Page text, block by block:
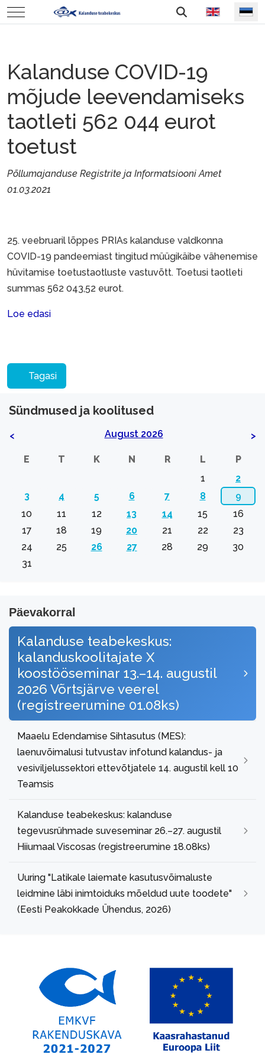
Mobile Menu Toggle Vali keel
Kalanduse COVID-19
mõjude leevendamiseks
taotleti 562 044 eurot
toetust
Põllumajanduse Registrite ja Informatsiooni Amet
01.03.2021
25. veebruaril lõppes PRIAs kalanduse valdkonna
COVID-19 pandeemiast tingitud müügikäibe vähenemise
hüvitamise toetustaotluste vastuvõtt. Toetusi taotleti
summas 562 043,52 eurot.
Loe edasi
Tagasi
Sündmused ja koolitused
< August 2026 >
E T K N R L
P
1
2
3
4 5 6 7 8
9
10
11 12 13 14 15
16
17
18 19 20 21 22
23
24
25 26 27 28 29
30
31
Päevakorral
Kalanduse teabekeskus:
kalanduskoolitajate X
koostööseminar 13.–14. augustil
2026 Võrtsjärve veerel
(registreerumine 01.08ks)
Maaelu Edendamise Sihtasutus (MES):
laenuvõimalusi tutvustav infotund kalandus- ja
vesiviljelussektori ettevõtjatele 14. augustil kell 10
Teamsis
Kalanduse teabekeskus: kalanduse
tegevusrühmade suveseminar 26.–27. augustil
Hiiumaal Viscosas (registreerumine 18.08ks)
Uuring "Latikale laiemate kasutusvõimaluste
leidmine läbi inimtoiduks mõeldud uute toodete"
(Eesti Peakokkade Ühendus, 2026)